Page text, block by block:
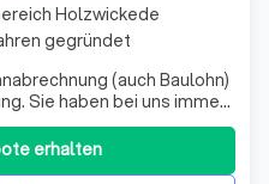
(auch Baulohn)
den Sie per Telefon,
erhalten
Holzwickede
gegründet